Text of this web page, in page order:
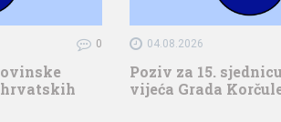
0 04.08.2026
Poziv za 15.
vijeća Grada